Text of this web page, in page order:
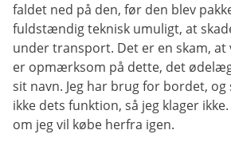
faldet ned på den, før den blev
fuldstændig teknisk umuligt, at
under transport. Det er en skam, at
er opmærksom på dette, det
sit navn. Jeg har brug for bordet,
ikke dets funktion, så jeg klager
om jeg vil købe herfra igen.